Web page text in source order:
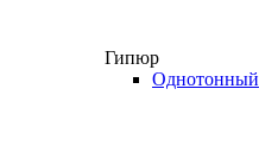
Гипюр
Однотонный